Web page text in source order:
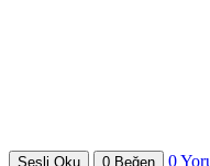
Sesli Oku 0 Beğen 0